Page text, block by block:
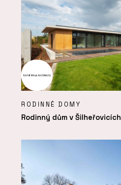
RODINNÉ DOMY
Rodinný dům v Šilheřovicích